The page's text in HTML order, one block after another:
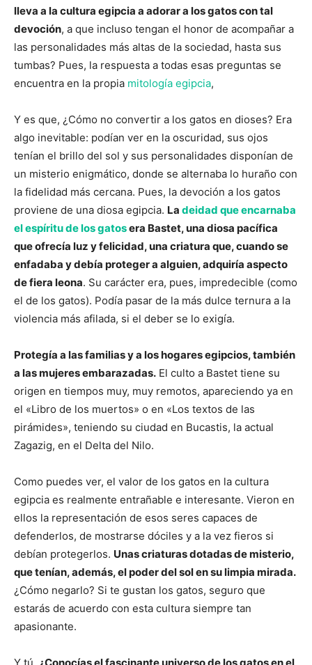
lleva a la cultura egipcia a adorar a los gatos con tal
devoción, a que incluso tengan el honor de acompañar a
las personalidades más altas de la sociedad, hasta sus
tumbas? Pues, la respuesta a todas esas preguntas se
encuentra en la propia mitología egipcia,
Y es que, ¿Cómo no convertir a los gatos en dioses? Era
algo inevitable: podían ver en la oscuridad, sus ojos
tenían el brillo del sol y sus personalidades disponían de
un misterio enigmático, donde se alternaba lo huraño con
la fidelidad más cercana. Pues, la devoción a los gatos
proviene de una diosa egipcia. La deidad que encarnaba
el espíritu de los gatosera Bastet, una diosa pacífica
que ofrecía luz y felicidad, una criatura que, cuando se
enfadaba y debía proteger a alguien, adquiría aspecto
de fiera leona. Su carácter era, pues, impredecible (como
el de los gatos). Podía pasar de la más dulce ternura a la
violencia más afilada, si el deber se lo exigía.
Protegía a las familias y a los hogares egipcios, también
a las mujeres embarazadas. El culto a Bastet tiene su
origen en tiempos muy, muy remotos, apareciendo ya en
el «Libro de los muertos» o en «Los textos de las
pirámides», teniendo su ciudad en Bucastis, la actual
Zagazig, en el Delta del Nilo.
Como puedes ver, el valor de los gatos en la cultura
egipcia es realmente entrañable e interesante. Vieron en
ellos la representación de esos seres capaces de
defenderlos, de mostrarse dóciles y a la vez fieros si
debían protegerlos. Unas criaturas dotadas de misterio,
que tenían, además, el poder del sol en su limpia mirada.
¿Cómo negarlo? Si te gustan los gatos, seguro que
estarás de acuerdo con esta cultura siempre tan
apasionante.